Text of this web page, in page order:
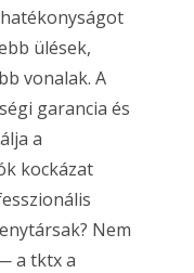
ülések,
vonalak. A
garancia és
a
kockázat
Nem
a tktx a